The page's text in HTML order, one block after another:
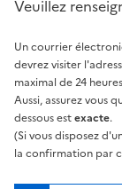
Veuillez
Un courrier
devrez visiter
maximal de 24
Aussi, assurez vous
dessous estexacte.
(Si vous disposez
la confirmation par